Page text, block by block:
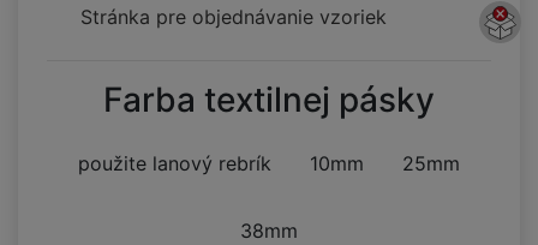
Stránka pre objednávanie vzoriek
Farba textilnej pásky
použite lanový rebrík 25mm
10mm
38mm